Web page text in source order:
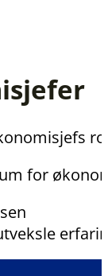
for